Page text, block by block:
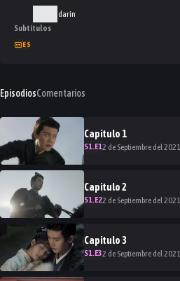
Mandarín
Subtítulos
ES
EpisodiosComentarios
Capitulo 1
S1.E12 de Septiembre del 2021
Capitulo2
S1.E22 de Septiembre del 2021
Capitulo3
S1.E32 de Septiembre del 2021